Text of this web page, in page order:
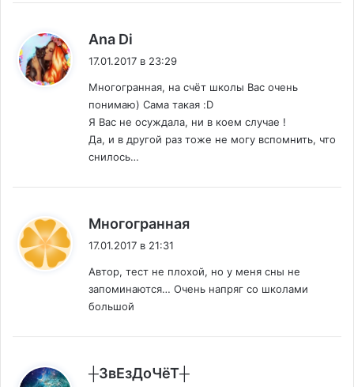
Ana Di
17.01.2017 в 23:29
Многогранная, на счёт школы Вас очень
понимаю) Сама такая :D
Я Вас не осуждала, ни в коем случае !
Да, и в другой раз тоже не могу вспомнить, что
снилось…
Многогранная
17.01.2017 в 21:31
Автор, тест не плохой, но у меня сны не
запоминаются… Очень напряг со школами
большой
┼ЗвЕзДоЧёТ┼